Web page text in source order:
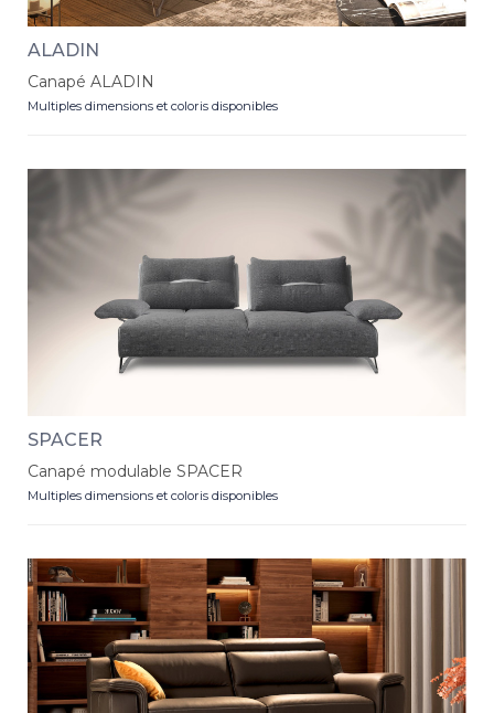
ALADIN
Canapé ALADIN
Multiples dimensions et coloris disponibles
SPACER
Canapé modulable SPACER
Multiples dimensions et coloris disponibles